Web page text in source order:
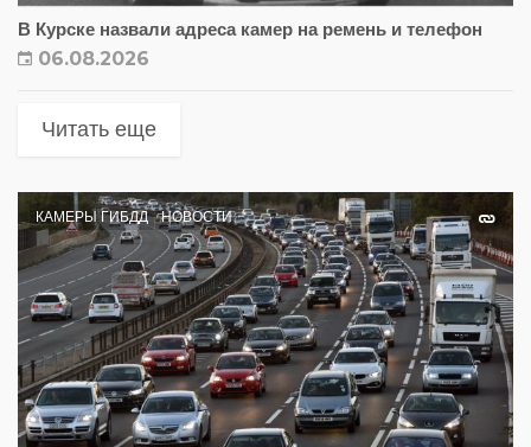
В Курске назвали адреса камер на ремень и телефон
06.08.2026
Читать еще
КАМЕРЫ ГИБДД НОВОСТИ